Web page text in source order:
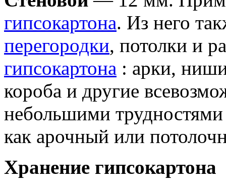
гипсокартона. Из него
перегородки, потолки и
гипсокартона : арки,
короба и другие
небольшими
как арочный или
Хранение гипсокартона